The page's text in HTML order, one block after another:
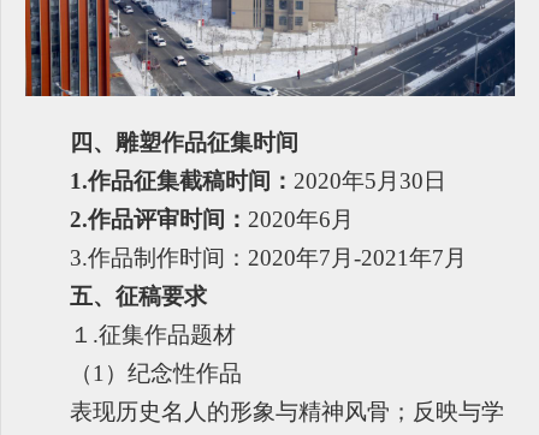
四、雕塑作品征集时间
1.作品征集截稿时间： 2020年5月30日
2.作品评审时间： 2020年6月
3.作品制作时间：2020年7月-2021年7月
五、征稿要求
１.征集作品题材
（1）纪念性作品
表现历史名人的形象与精神风骨；反映与学